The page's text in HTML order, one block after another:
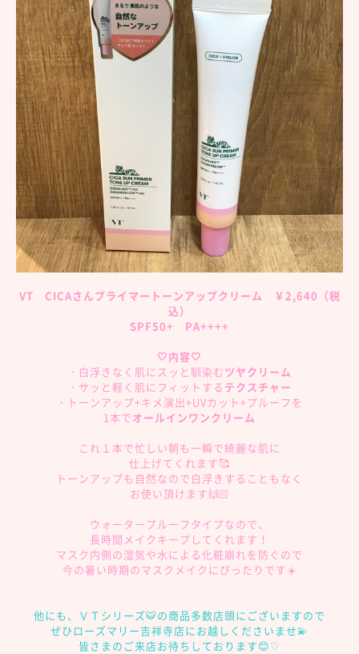
VT CICAさんプライマートーンアップクリーム ￥2,640（税
込）
SPF50+ PA++++
🤍内容🤍
・白浮きなく肌にスッと馴染むツヤクリーム
・サッと軽く肌にフィットする テクスチャー
・トーンアップ+キメ演出+UVカット+プルーフを
1本でオールインワンクリーム
これ１本で忙しい朝も一瞬で綺麗な肌に
仕上げてくれます🥰
トーンアップも自然なので白浮きすることもなく
お使い頂けます🙌🏻
ウォータープルーフタイプなので、
長時間メイクキープしてくれます！
マスク内側の湿気や水による化粧崩れを防ぐので
今の暑い時期のマスクメイクにぴったりです☀️
他にも、ＶＴシリーズ🐯の商品多数店頭にございますので
ぜひローズマリー吉祥寺店にお越しくださいませ💫
皆さまのご来店お待ちしております😊♡